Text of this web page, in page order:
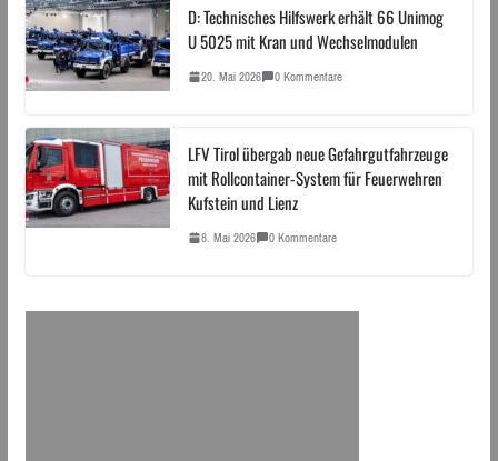
D: Technisches Hilfswerk erhält 66 Unimog
U 5025 mit Kran und Wechselmodulen
20. Mai 2026 0 Kommentare
LFV Tirol übergab neue Gefahrgutfahrzeuge
mit Rollcontainer-System für Feuerwehren
Kufstein und Lienz
8. Mai 2026 0 Kommentare